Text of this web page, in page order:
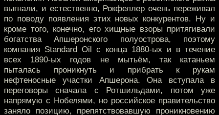
выгнали, и естественно, Рокфеллер очень переживал
по поводу появления этих новых конкурентов. Ну и
кроме того, конечно, его хищные взоры притягивали
богатства Апшеронского полуострова, поэтому
компания Standard Oil с конца 1880-ых и в течение
всех 1890-ых годов не мытьём, так катаньем
пыталась проникнуть и прибрать к рукам
нефтеносные участки Апшерона. Она вступала в
переговоры сначала с Ротшильдами, потом уже
напрямую с Нобелями, но российское правительство
заняло позицию, препятствовавшую проникновению